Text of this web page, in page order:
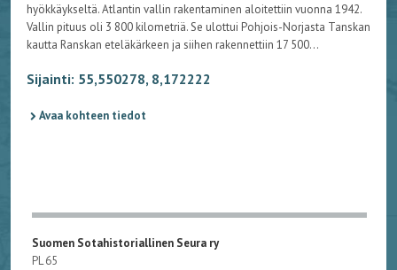
hyökkäykseltä. Atlantin vallin rakentaminen aloitettiin vuonna 1942.
Vallin pituus oli 3 800 kilometriä. Se ulottui Pohjois-Norjasta Tanskan
kautta Ranskan eteläkärkeen ja siihen rakennettiin 17 500...
Sijainti: 55,550278, 8,172222
Avaa kohteen tiedot
Suomen Sotahistoriallinen Seura ry
PL 65